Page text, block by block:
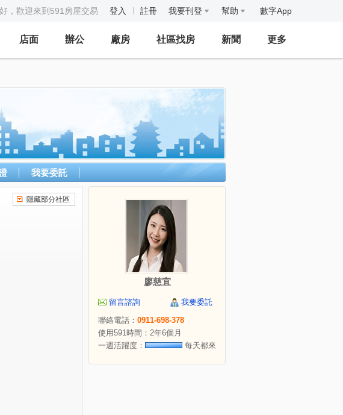
，歡迎來到591房屋交易 登入 註冊 我要刊登 幫助 數字App
店面 辦公 廠房 社區找房 新聞 更多
我要委託
隱藏部分社區
廖慈宜
留言諮詢
我要委託
聯絡電話： 0911-698-378
使用591時間：2年6個月
一週活躍度：
每天都來